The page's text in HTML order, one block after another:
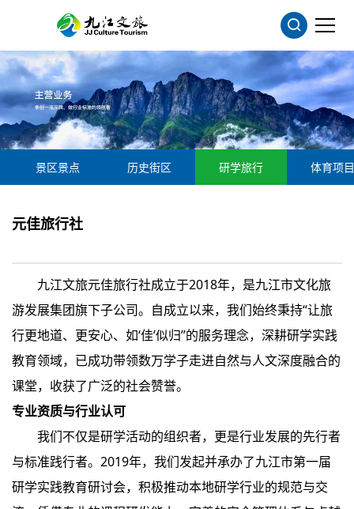
景区景点 历史街区 研学旅行 体育项目
元佳旅行社
九江文旅元佳旅行社成立于2018年，是九江市文化旅
游发展集团旗下子公司。自成立以来，我们始终秉持“让旅
行更地道、更安心、如‘佳’似归”的服务理念，深耕研学实践
教育领域，已成功带领数万学子走进自然与人文深度融合的
课堂，收获了广泛的社会赞誉。
专业资质与行业认可
我们不仅是研学活动的组织者，更是行业发展的先行者
与标准践行者。2019年，我们发起并承办了九江市第一届
研学实践教育研讨会，积极推动本地研学行业的规范与交